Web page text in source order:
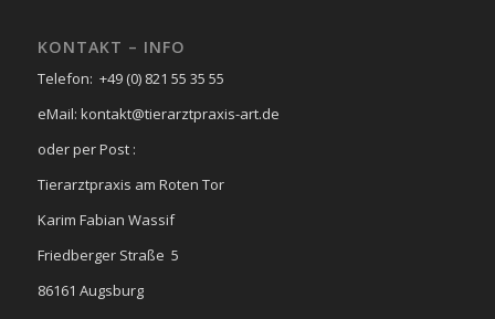
KONTAKT – INFO
Telefon: +49 (0) 821 55 35 55
eMail: kontakt@tierarztpraxis-art.de
oder per Post :
Tierarztpraxis am Roten Tor
Karim Fabian Wassif
Friedberger Straße 5
86161 Augsburg